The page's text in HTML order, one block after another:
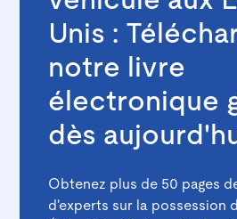
Unis :
notre livre
électronique
dès
Obtenez plus de 50 pages
d'experts sur la possession